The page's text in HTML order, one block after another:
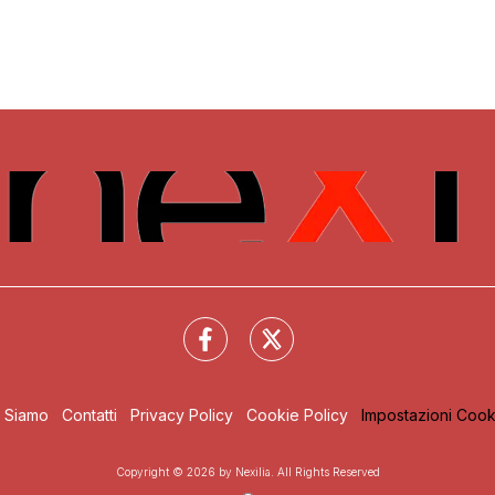
Siamo Contatti Privacy Policy Cookie Policy Impostazioni
Copyright © 2026 by Nexilia. All Rights Reserved